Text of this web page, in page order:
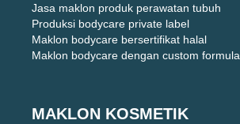
Jasa maklon produk perawatan tubuh
Produksi bodycare private label
Maklon bodycare bersertifikat halal
Maklon bodycare dengan custom formula
MAKLON KOSMETIK